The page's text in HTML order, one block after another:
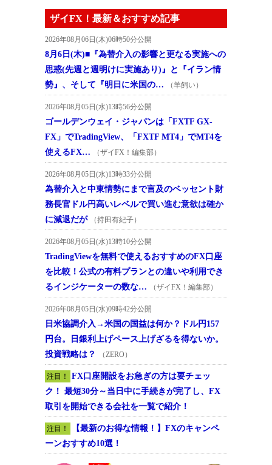
ザイFX！最新＆おすすめ記事
2026年08月06日(木)06時50分公開
8月6日(木)■『為替介入の影響と更なる実施への
思惑(先週と週明けに実施あり)』と『イラン情
勢』、そして『明日に米国の…
（羊飼い）
2026年08月05日(水)13時56分公開
ゴールデンウェイ・ジャパンは「FXTF GX-
FX」でTradingView、「FXTF MT4」でMT4を
使えるFX…
（ザイFX！編集部）
2026年08月05日(水)13時33分公開
為替介入と中東情勢にまで言及のベッセント財
務長官ドル円高いレベルで買い進む意欲は確か
に減退だが
（持田有紀子）
2026年08月05日(水)13時10分公開
TradingViewを無料で使えるおすすめのFX口座
を比較！公式の有料プランとの違いや利用でき
るインジケーターの数な…
（ザイFX！編集部）
2026年08月05日(水)09時42分公開
日米協調介入→米国の国益は何か？ドル円157
円台。日銀利上げペース上げざるを得ないか。
投資戦略は？
（ZERO）
注目！
FX口座開設をお急ぎの方は要チェッ
ク！ 最短30分～当日中に手続きが完了し、FX
取引を開始できる会社を一覧で紹介！
注目！
【最新のお得な情報！】FXのキャンペ
ーンおすすめ10選！